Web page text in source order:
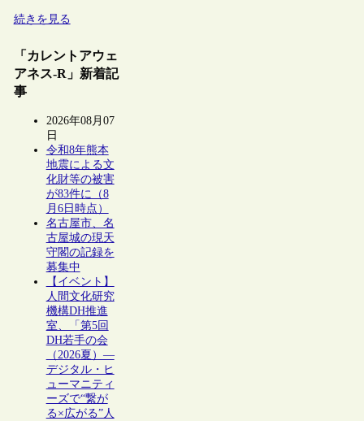
続きを見る
「カレントアウェ
アネス-R」新着記
事
2026年08月07
日
令和8年熊本
地震による文
化財等の被害
が83件に（8
月6日時点）
名古屋市、名
古屋城の現天
守閣の記録を
募集中
【イベント】
人間文化研究
機構DH推進
室、「第5回
DH若手の会
（2026夏）―
デジタル・ヒ
ューマニティ
ーズで“繋が
る×広がる”人